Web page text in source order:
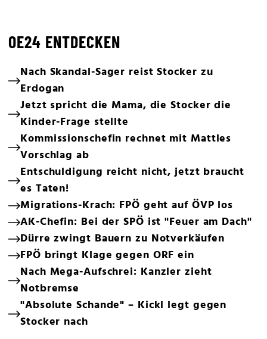
OE24 ENTDECKEN
Nach Skandal-Sager reist Stocker zu
Erdogan
Jetzt spricht die Mama, die Stocker die
Kinder-Frage stellte
Kommissionschefin rechnet mit Mattles
Vorschlag ab
Entschuldigung reicht nicht, jetzt braucht
es Taten!
Migrations-Krach: FPÖ geht auf ÖVP los
AK-Chefin: Bei der SPÖ ist "Feuer am Dach"
Dürre zwingt Bauern zu Notverkäufen
FPÖ bringt Klage gegen ORF ein
Nach Mega-Aufschrei: Kanzler zieht
Notbremse
"Absolute Schande" – Kickl legt gegen
Stocker nach